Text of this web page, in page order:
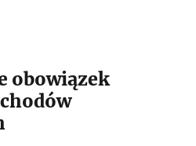
obowiązek